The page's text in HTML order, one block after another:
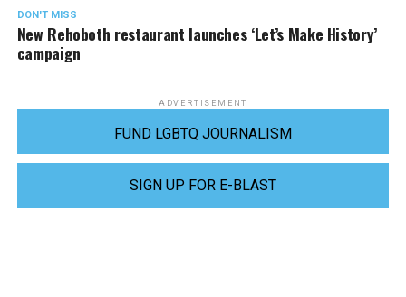
DON'T MISS
New Rehoboth restaurant launches ‘Let’s Make History’
campaign
ADVERTISEMENT
FUND LGBTQ JOURNALISM
SIGN UP FOR E-BLAST